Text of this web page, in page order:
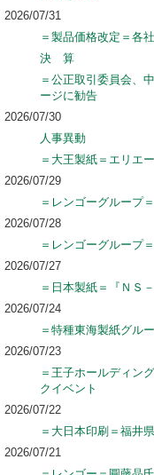
2026/07/31
＝製品価格改定＝各
決 算
＝公正取引委員会、
ージに勧告
2026/07/30
人事異動
＝大王製紙＝エリエ
2026/07/29
＝レンゴーグループ
2026/07/28
＝レンゴーグループ
2026/07/27
＝日本製紙＝『ＮＳ
2026/07/24
＝特種東海製紙グル
2026/07/23
＝王子ホールディン
クイベント
2026/07/22
＝大日本印刷＝福井
2026/07/21